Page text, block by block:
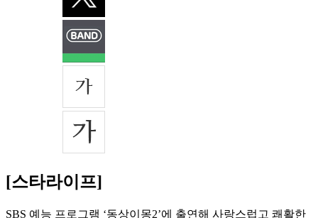
[스타라이프]
SBS 예능 프로그램 ‘동상이몽2’에 출연해 사랑스럽고 쾌활한